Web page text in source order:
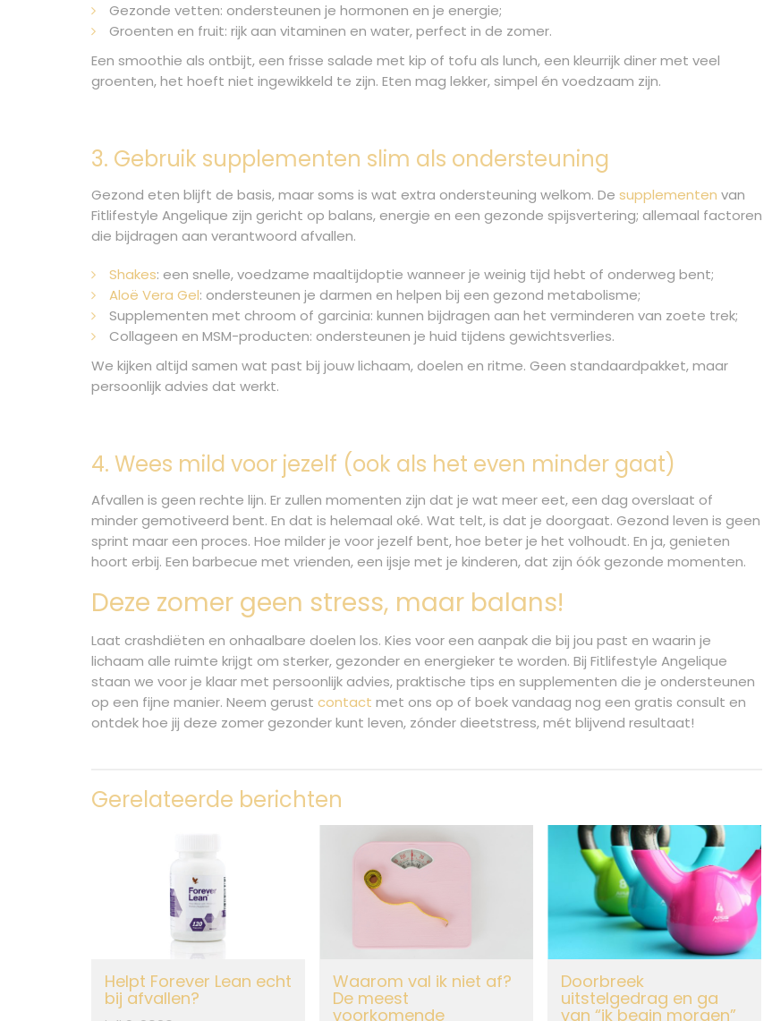
Gezonde vetten: ondersteunen je hormonen en je energie;
Groenten en fruit: rijk aan vitaminen en water, perfect in de zomer.
Een smoothie als ontbijt, een frisse salade met kip of tofu als lunch, een kleurrijk diner met veel
groenten, het hoeft niet ingewikkeld te zijn. Eten mag lekker, simpel én voedzaam zijn.
3. Gebruik supplementen slim als ondersteuning
Gezond eten blijft de basis, maar soms is wat extra ondersteuning welkom. De supplementen van
Fitlifestyle Angelique zijn gericht op balans, energie en een gezonde spijsvertering; allemaal factoren
die bijdragen aan verantwoord afvallen.
Shakes: een snelle, voedzame maaltijdoptie wanneer je weinig tijd hebt of onderweg bent;
Aloë Vera Gel: ondersteunen je darmen en helpen bij een gezond metabolisme;
Supplementen met chroom of garcinia: kunnen bijdragen aan het verminderen van zoete trek;
Collageen en MSM-producten: ondersteunen je huid tijdens gewichtsverlies.
We kijken altijd samen wat past bij jouw lichaam, doelen en ritme. Geen standaardpakket, maar
persoonlijk advies dat werkt.
4. Wees mild voor jezelf (ook als het even minder gaat)
Afvallen is geen rechte lijn. Er zullen momenten zijn dat je wat meer eet, een dag overslaat of
minder gemotiveerd bent. En dat is helemaal oké. Wat telt, is dat je doorgaat. Gezond leven is geen
sprint maar een proces. Hoe milder je voor jezelf bent, hoe beter je het volhoudt. En ja, genieten
hoort erbij. Een barbecue met vrienden, een ijsje met je kinderen, dat zijn óók gezonde momenten.
Deze zomer geen stress, maar balans!
Laat crashdiëten en onhaalbare doelen los. Kies voor een aanpak die bij jou past en waarin je
lichaam alle ruimte krijgt om sterker, gezonder en energieker te worden. Bij Fitlifestyle Angelique
staan we voor je klaar met persoonlijk advies, praktische tips en supplementen die je ondersteunen
op een fijne manier. Neem gerust contact met ons op of boek vandaag nog een gratis consult en
ontdek hoe jij deze zomer gezonder kunt leven, zónder dieetstress, mét blijvend resultaat!
Gerelateerde berichten
Helpt Forever Lean echt
bij afvallen?
Waarom val ik niet af?
De meest
voorkomende
Doorbreek
uitstelgedrag en ga
van “ik begin morgen”